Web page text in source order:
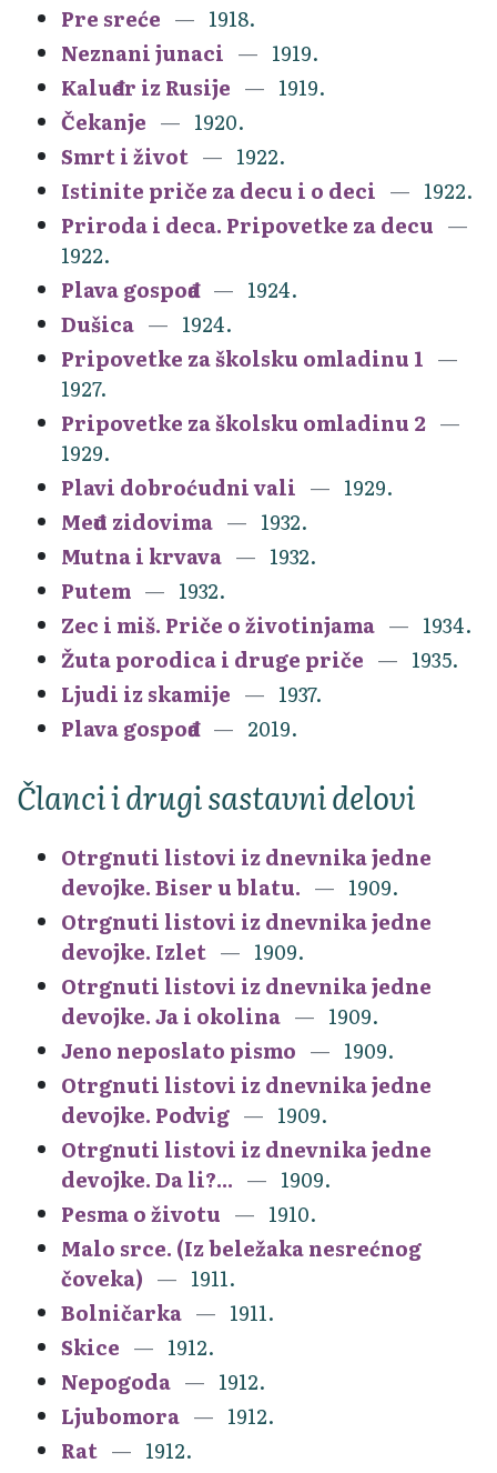
Pre sreće
1918.
Neznani junaci
1919.
Kaluđer iz Rusije
1919.
Čekanje
1920.
Smrt i život
1922.
Istinite priče za decu i o deci
1922.
Priroda i deca. Pripovetke za decu
1922.
Plava gospođa
1924.
Dušica
1924.
Pripovetke za školsku omladinu 1
1927.
Pripovetke za školsku omladinu 2
1929.
Plavi dobroćudni vali
1929.
Među zidovima
1932.
Mutna i krvava
1932.
Putem
1932.
Zec i miš. Priče o životinjama
1934.
Žuta porodica i druge priče
1935.
Ljudi iz skamije
1937.
Plava gospođa
2019.
Članci i drugi sastavni delovi
Otrgnuti listovi iz dnevnika jedne
devojke. Biser u blatu.
1909.
Otrgnuti listovi iz dnevnika jedne
devojke. Izlet
1909.
Otrgnuti listovi iz dnevnika jedne
devojke. Ja i okolina
1909.
Jeno neposlato pismo
1909.
Otrgnuti listovi iz dnevnika jedne
devojke. Podvig
1909.
Otrgnuti listovi iz dnevnika jedne
devojke. Da li?...
1909.
Pesma o životu
1910.
Malo srce. (Iz beležaka nesrećnog
čoveka)
1911.
Bolničarka
1911.
Skice
1912.
Nepogoda
1912.
Ljubomora
1912.
Rat
1912.